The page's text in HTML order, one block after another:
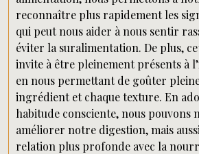
reconnaître plus rapidement les
qui peut nous aider à nous sentir
éviter la suralimentation. De plus,
invite à être pleinement présents à
en nous permettant de goûter
ingrédient et chaque texture. En
habitude consciente, nous pouvons
améliorer notre digestion, mais
relation plus profonde avec la